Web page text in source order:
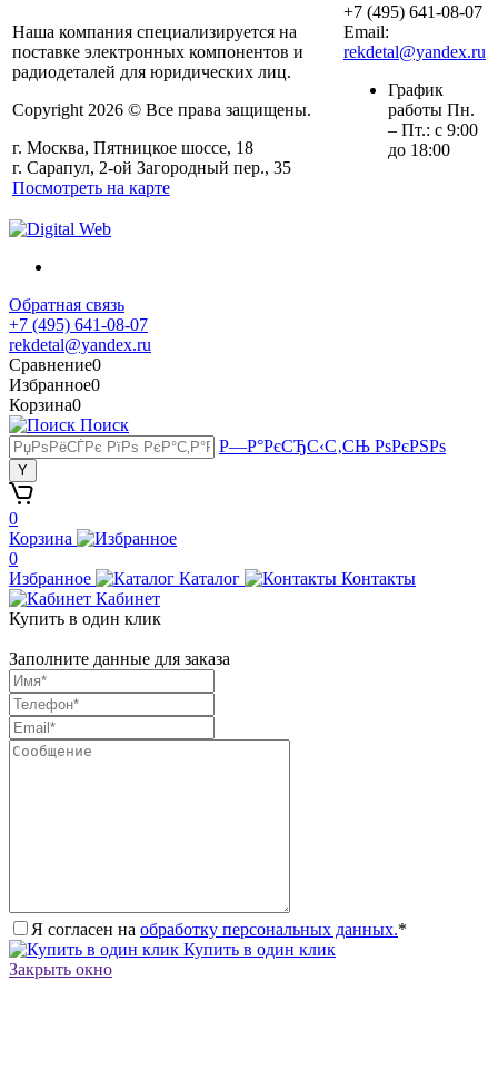
Наша компания специализируется на
поставке электронных компонентов и
радиодеталей для юридических лиц.
Copyright 2026 © Все права защищены.
г. Москва, Пятницкое шоссе, 18
г. Сарапул, 2-ой Загородный пер., 35
Посмотреть на карте
+7 (495) 641-08-07
Email:
rekdetal@yandex.ru
График
работы Пн.
– Пт.: с 9:00
до 18:00
Обратная связь
+7 (495) 641-08-07
rekdetal@yandex.ru
Сравнение0
Избранное0
Корзина0
Поиск
Р—Р°РєСЂС‹С‚СЊ РѕРєРЅРѕ
0
Корзина
0
Избранное
Каталог
Контакты
Кабинет
Купить в один клик
Заполните данные для заказа
Я согласен на обработку персональных данных.*
Купить в один клик
Закрыть окно